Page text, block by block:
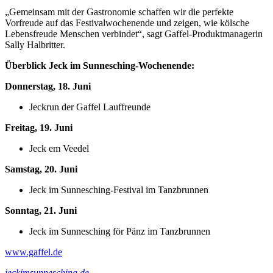
„Gemeinsam mit der Gastronomie schaffen wir die perfekte
Vorfreude auf das Festivalwochenende und zeigen, wie kölsche
Lebensfreude Menschen verbindet“, sagt Gaffel-Produktmanagerin
Sally Halbritter.
Überblick Jeck im Sunnesching-Wochenende:
Donnerstag, 18. Juni
Jeckrun der Gaffel Lauffreunde
Freitag, 19. Juni
Jeck em Veedel
Samstag, 20. Juni
Jeck im Sunnesching-Festival im Tanzbrunnen
Sonntag, 21. Juni
Jeck im Sunnesching för Pänz im Tanzbrunnen
www.gaffel.de